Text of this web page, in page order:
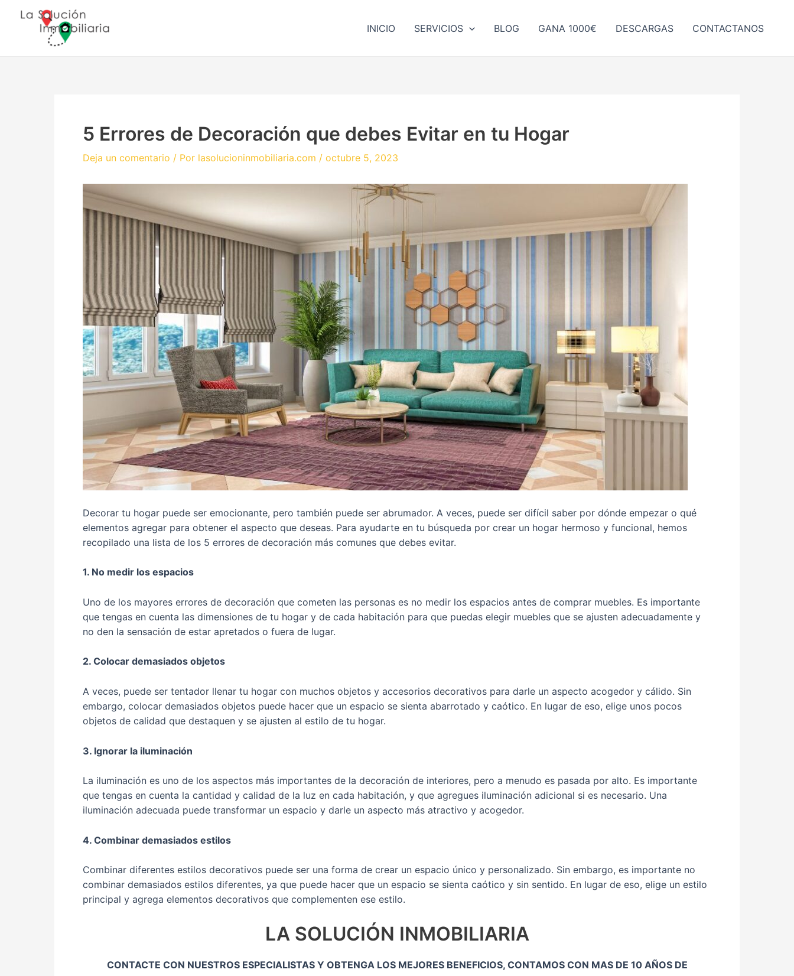
contenido
INICIO SERVICIOS BLOG GANA 1000€ DESCARGAS CONTACTANOS
5 Errores de Decoración que debes Evitar en tu Hogar
Deja un comentario / Por lasolucioninmobiliaria.com / octubre 5, 2023
Decorar tu hogar puede ser emocionante, pero también puede ser abrumador. A veces, puede ser difícil saber por dónde empezar o qué
elementos agregar para obtener el aspecto que deseas. Para ayudarte en tu búsqueda por crear un hogar hermoso y funcional, hemos
recopilado una lista de los 5 errores de decoración más comunes que debes evitar.
1. No medir los espacios
Uno de los mayores errores de decoración que cometen las personas es no medir los espacios antes de comprar muebles. Es importante
que tengas en cuenta las dimensiones de tu hogar y de cada habitación para que puedas elegir muebles que se ajusten adecuadamente y
no den la sensación de estar apretados o fuera de lugar.
2. Colocar demasiados objetos
A veces, puede ser tentador llenar tu hogar con muchos objetos y accesorios decorativos para darle un aspecto acogedor y cálido. Sin
embargo, colocar demasiados objetos puede hacer que un espacio se sienta abarrotado y caótico. En lugar de eso, elige unos pocos
objetos de calidad que destaquen y se ajusten al estilo de tu hogar.
3. Ignorar la iluminación
La iluminación es uno de los aspectos más importantes de la decoración de interiores, pero a menudo es pasada por alto. Es importante
que tengas en cuenta la cantidad y calidad de la luz en cada habitación, y que agregues iluminación adicional si es necesario. Una
iluminación adecuada puede transformar un espacio y darle un aspecto más atractivo y acogedor.
4. Combinar demasiados estilos
Combinar diferentes estilos decorativos puede ser una forma de crear un espacio único y personalizado. Sin embargo, es importante no
combinar demasiados estilos diferentes, ya que puede hacer que un espacio se sienta caótico y sin sentido. En lugar de eso, elige un estilo
principal y agrega elementos decorativos que complementen ese estilo.
LA SOLUCIÓN INMOBILIARIA
CONTACTE CON NUESTROS ESPECIALISTAS​ Y OBTENGA LOS MEJORES BENEFICIOS,​ CONTAMOS CON MAS DE 10 AÑOS DE
de
entradas